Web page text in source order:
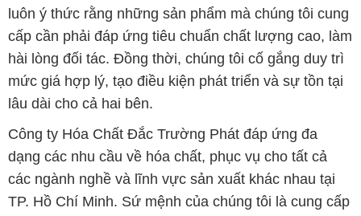
luôn ý thức rằng những sản phẩm mà chúng tôi cung
cấp cần phải đáp ứng tiêu chuẩn chất lượng cao, làm
hài lòng đối tác. Đồng thời, chúng tôi cố gắng duy trì
mức giá hợp lý, tạo điều kiện phát triển và sự tồn tại
lâu dài cho cả hai bên.
Công ty Hóa Chất Đắc Trường Phát đáp ứng đa
dạng các nhu cầu về hóa chất, phục vụ cho tất cả
các ngành nghề và lĩnh vực sản xuất khác nhau tại
TP. Hồ Chí Minh. Sứ mệnh của chúng tôi là cung cấp